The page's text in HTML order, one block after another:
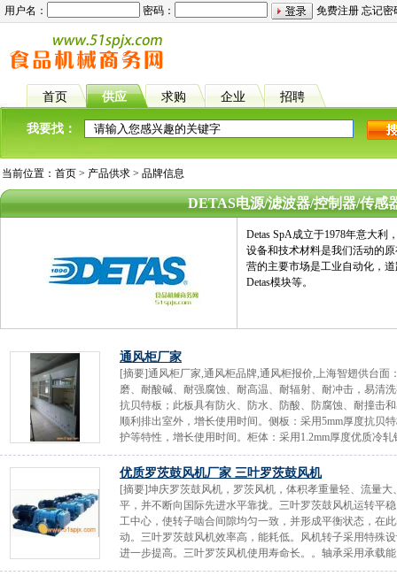
用户名： 密码： 免费注册 忘记密
首页 供应 求购 企业 招聘
我要找：
当前位置： 首页 > 产品供求 > 品牌信息
DETAS电源/滤波器/控制器/传感
Detas SpA成立于1978年意大
设备和技术材料是我们活动的
营的主要市场是工业自动化，道
Detas模块等。
通风柜厂家
[摘要]通风柜厂家,通风柜品牌,通风柜报价,上海智翅供台面
磨、耐酸碱、耐强腐蚀、耐高温、耐辐射、耐冲击，易清
抗贝特板；此板具有防火、防水、防酸、防腐蚀、耐撞击
顺利排出室外，增长使用时间。侧板：采用5mm厚度抗贝
护等特性，增长使用时间。柜体：采用1.2mm厚度优质冷
优质罗茨鼓风机厂家 三叶罗茨鼓风机
[摘要]坤庆罗茨鼓风机，罗茨风机，体积孝重量轻、流量
平，并不断向国际先进水平靠拢。三叶罗茨鼓风机运转平
工中心，使转子啮合间隙均匀一致，并形成平衡状态，在
动。三叶罗茨鼓风机效率高，能耗低。风机转子采用特殊
进一步提高。三叶罗茨风机使用寿命长。。轴承采用承载